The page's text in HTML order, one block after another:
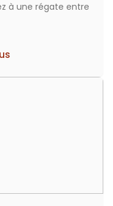
à une régate entre